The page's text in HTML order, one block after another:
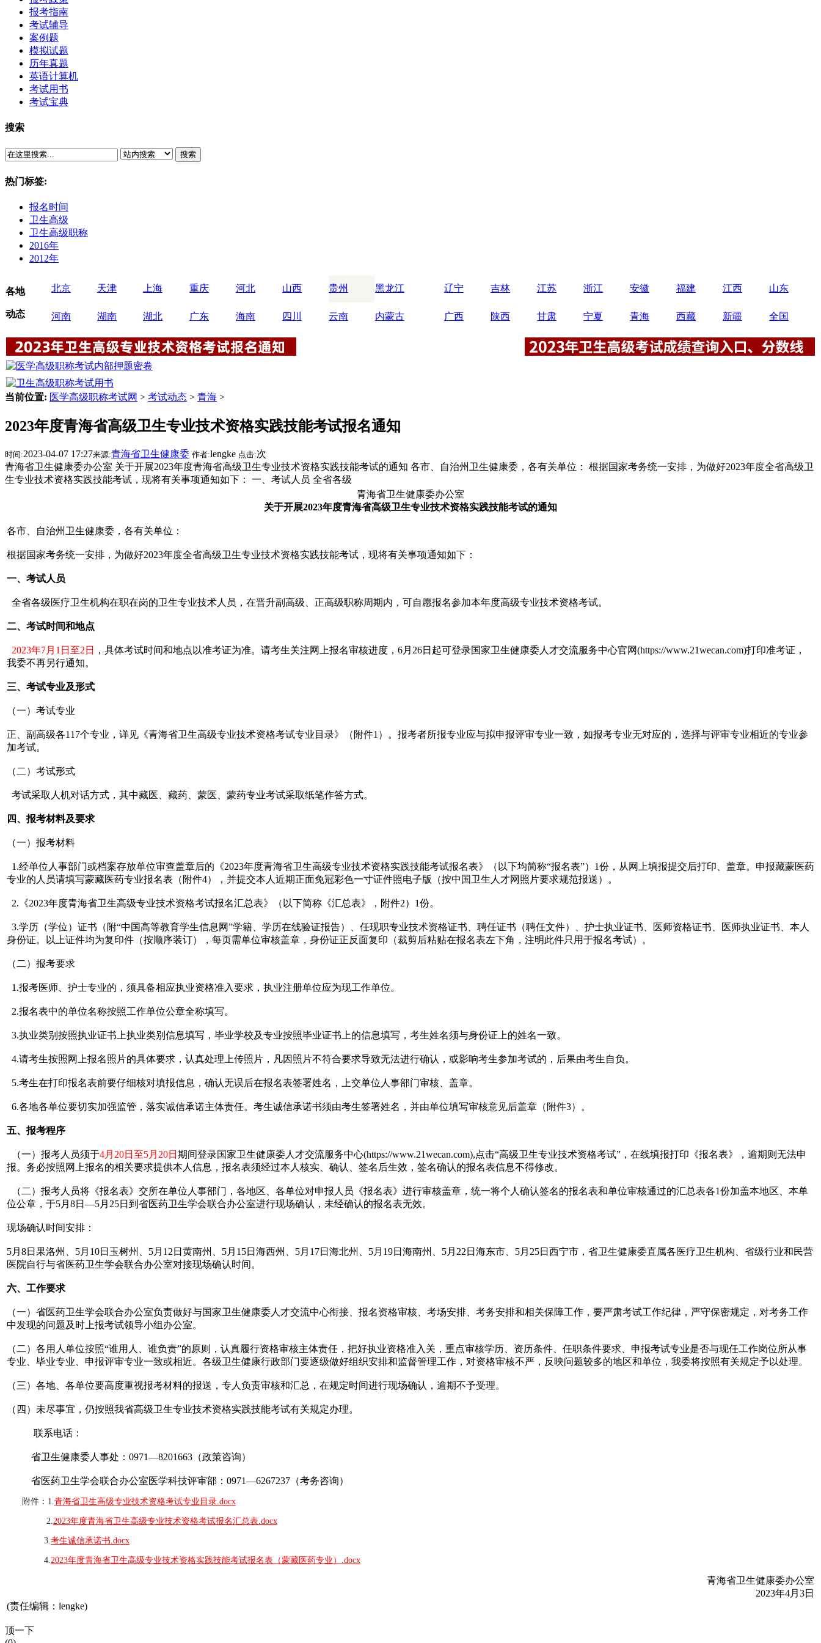
报考指南
考试辅导
案例题
模拟试题
历年真题
英语计算机
考试用书
考试宝典
搜索
搜索
热门标签:
报名时间
卫生高级
卫生高级职称
2016年
2012年
各地
动态
北京 天津 上海 重庆 河北 山西 贵州 黑龙江 辽宁 吉林 江苏 浙江 安徽 福建 江西 山东
河南 湖南 湖北 广东 海南 四川 云南 内蒙古 广西 陕西 甘肃 宁夏 青海 西藏 新疆 全国
当前位置: 医学高级职称考试网 > 考试动态 > 青海 >
2023年度青海省高级卫生专业技术资格实践技能考试报名通知
时间:2023-04-07 17:27来源:青海省卫生健康委 作者:lengke 点击:次
青海省卫生健康委办公室 关于开展2023年度青海省高级卫生专业技术资格实践技能考试的通知 各市、自治州卫生健康委，各有关单位： 根据国家考务统一安排，为做好2023年度全省高级卫
生专业技术资格实践技能考试，现将有关事项通知如下： 一、考试人员 全省各级
青海省卫生健康委办公室
关于开展2023年度青海省高级卫生专业技术资格实践技能考试的通知
各市、自治州卫生健康委，各有关单位：
根据国家考务统一安排，为做好2023年度全省高级卫生专业技术资格实践技能考试，现将有关事项通知如下：
一、考试人员
全省各级医疗卫生机构在职在岗的卫生专业技术人员，在晋升副高级、正高级职称周期内，可自愿报名参加本年度高级专业技术资格考试。
二、考试时间和地点
2023年7月1日至2日
，具体考试时间和地点以准考证为准。请考生关注网上报名审核进度，6月26日起可登录国家卫生健康委人才交流服务中心官网(https://www.21wecan.com)打印准考证，
我委不再另行通知。
三、考试专业及形式
（一）考试专业
正、副高级各117个专业，详见《青海省卫生高级专业技术资格考试专业目录》（附件1）。报考者所报专业应与拟申报评审专业一致，如报考专业无对应的，选择与评审专业相近的专业参
加考试。
（二）考试形式
考试采取人机对话方式，其中藏医、藏药、蒙医、蒙药专业考试采取纸笔作答方式。
四、报考材料及要求
（一）报考材料
1.经单位人事部门或档案存放单位审查盖章后的《2023年度青海省卫生高级专业技术资格实践技能考试报名表》（以下均简称“报名表”）1份，从网上填报提交后打印、盖章。申报藏蒙医药
专业的人员请填写蒙藏医药专业报名表（附件4），并提交本人近期正面免冠彩色一寸证件照电子版（按中国卫生人才网照片要求规范报送）。
2.《2023年度青海省卫生高级专业技术资格考试报名汇总表》（以下简称《汇总表》，附件2）1份。
3.学历（学位）证书（附“中国高等教育学生信息网”学籍、学历在线验证报告）、任现职专业技术资格证书、聘任证书（聘任文件）、护士执业证书、医师资格证书、医师执业证书、本人
身份证。以上证件均为复印件（按顺序装订），每页需单位审核盖章，身份证正反面复印（裁剪后粘贴在报名表左下角，注明此件只用于报名考试）。
（二）报考要求
1.报考医师、护士专业的，须具备相应执业资格准入要求，执业注册单位应为现工作单位。
2.报名表中的单位名称按照工作单位公章全称填写。
3.执业类别按照执业证书上执业类别信息填写，毕业学校及专业按照毕业证书上的信息填写，考生姓名须与身份证上的姓名一致。
4.请考生按照网上报名照片的具体要求，认真处理上传照片，凡因照片不符合要求导致无法进行确认，或影响考生参加考试的，后果由考生自负。
5.考生在打印报名表前要仔细核对填报信息，确认无误后在报名表签署姓名，上交单位人事部门审核、盖章。
6.各地各单位要切实加强监管，落实诚信承诺主体责任。考生诚信承诺书须由考生签署姓名，并由单位填写审核意见后盖章（附件3）。
五、报考程序
（一）报考人员须于4月20日至5月20日 期间登录国家卫生健康委人才交流服务中心(https://www.21wecan.com),点击“高级卫生专业技术资格考试”，在线填报打印《报名表》，逾期则无法申
报。务必按照网上报名的相关要求提供本人信息，报名表须经过本人核实、确认、签名后生效，签名确认的报名表信息不得修改。
（二）报考人员将《报名表》交所在单位人事部门，各地区、各单位对申报人员《报名表》进行审核盖章，统一将个人确认签名的报名表和单位审核通过的汇总表各1份加盖本地区、本单
位公章，于5月8日—5月25日到省医药卫生学会联合办公室进行现场确认，未经确认的报名表无效。
现场确认时间安排：
5月8日果洛州、5月10日玉树州、5月12日黄南州、5月15日海西州、5月17日海北州、5月19日海南州、5月22日海东市、5月25日西宁市，省卫生健康委直属各医疗卫生机构、省级行业和民营
医院自行与省医药卫生学会联合办公室对接现场确认时间。
六、工作要求
（一）省医药卫生学会联合办公室负责做好与国家卫生健康委人才交流中心衔接、报名资格审核、考场安排、考务安排和相关保障工作，要严肃考试工作纪律，严守保密规定，对考务工作
中发现的问题及时上报考试领导小组办公室。
（二）各用人单位按照“谁用人、谁负责”的原则，认真履行资格审核主体责任，把好执业资格准入关，重点审核学历、资历条件、任职条件要求、申报考试专业是否与现任工作岗位所从事
专业、毕业专业、申报评审专业一致或相近。各级卫生健康行政部门要逐级做好组织安排和监督管理工作，对资格审核不严，反映问题较多的地区和单位，我委将按照有关规定予以处理。
（三）各地、各单位要高度重视报考材料的报送，专人负责审核和汇总，在规定时间进行现场确认，逾期不予受理。
（四）未尽事宜，仍按照我省高级卫生专业技术资格实践技能考试有关规定办理。
联系电话：
省卫生健康委人事处：0971—8201663（政策咨询）
省医药卫生学会联合办公室医学科技评审部：0971—6267237（考务咨询）
附件：1. 青海省卫生高级专业技术资格考试专业目录.docx
2. 2023年度青海省卫生高级专业技术资格考试报名汇总表.docx
3. 考生诚信承诺书.docx
4. 2023年度青海省卫生高级专业技术资格实践技能考试报名表（蒙藏医药专业）.docx
青海省卫生健康委办公室
2023年4月3日
(责任编辑：lengke)
顶一下